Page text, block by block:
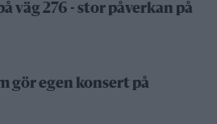
väg 276 - stor påverkan på
gör egen konsert på